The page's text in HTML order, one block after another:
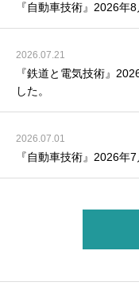
『自動車技術』2026
2026.07.21
『鉄道と電気技術』
した。
2026.07.01
『自動車技術』2026